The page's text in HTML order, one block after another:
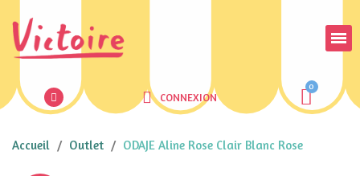
CONNEXION
Accueil Outlet ODAJE Aline Rose Clair Blanc Rose